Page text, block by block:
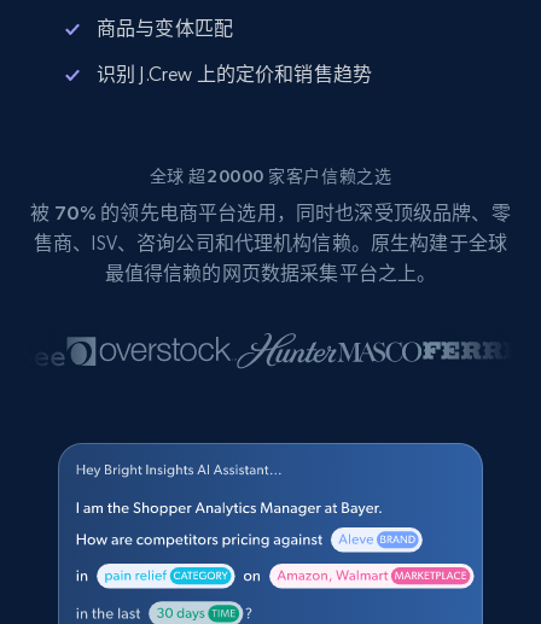
商品与变体匹配
识别 J.Crew 上的定价和销售趋势
全球 超20000 家客户信赖之选
被 70% 的领先电商平台选用，同时也深受顶级品牌、零
售商、ISV、咨询公司和代理机构信赖。原生构建于全球
最值得信赖的网页数据采集平台之上。